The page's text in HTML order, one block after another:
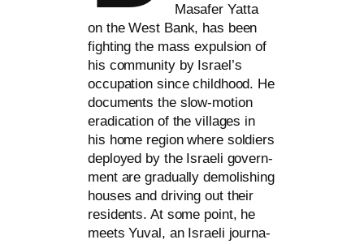
Masafer Yatta
on the West Bank, has been
fight­ing the mass expul­si­on of
his com­mu­ni­ty by Israel’s
occu­pa­ti­on sin­ce child­hood. He
docu­ments the slow-moti­on
era­di­ca­ti­on of the vil­la­ges in
his home regi­on whe­re sol­diers
deploy­ed by the Israeli govern­
ment are gra­du­al­ly demo­li­shing
hou­ses and dri­ving out their
resi­dents. At some point, he
meets Yuval, an Israeli jour­na­